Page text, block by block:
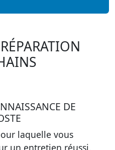
DE
laquelle vous
un entretien réussi.